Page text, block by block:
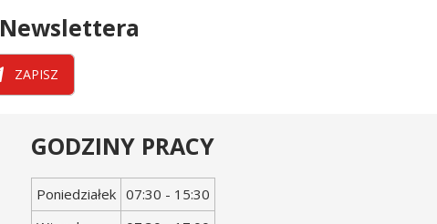
Newslettera
ZAPISZ
GODZINY PRACY
Dzień
tygodnia
Godziny
otwarcia
Poniedziałek 07:30 - 15:30